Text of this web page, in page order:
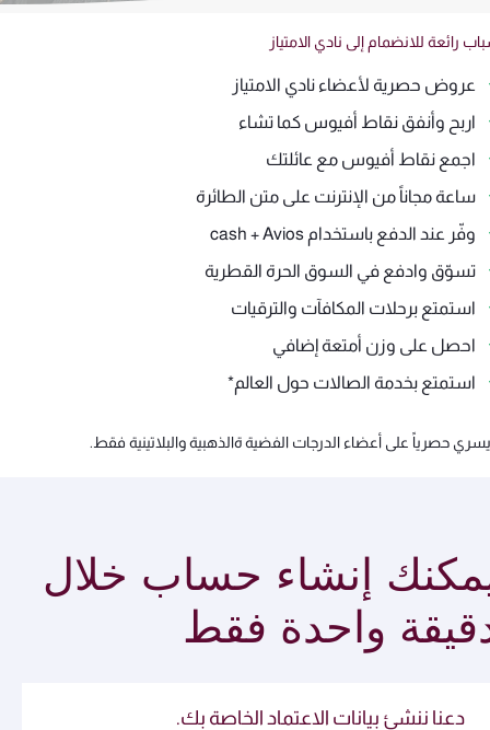
رائعة للانضمام إلى نادي الامتياز
عروض حصرية لأعضاء نادي الامتياز
اربح وأنفق نقاط أفيوس كما تشاء
اجمع نقاط أفيوس مع عائلتك
ساعة مجاناً من الإنترنت على متن الطائرة
وفّر عند الدفع باستخدام cash + Avios
تسوّق وادفع في السوق الحرة القطرية
استمتع برحلات المكافآت والترقيات
احصل على وزن أمتعة إضافي
استمتع بخدمة الصالات حول العالم*
يسري حصرياً على أعضاء الدرجات الفضية ةالذهبية والبلاتينية فقط.
إنشاء حساب خلال
واحدة فقط
دعنا ننشئ بيانات الاعتماد الخاصة بك.